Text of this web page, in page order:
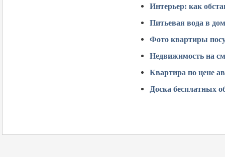
Интерьер: как
Питьевая вода в
Фото квартиры
Недвижимость на
Квартира по цене
Доска бесплатных